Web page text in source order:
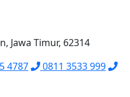
Jawa Timur, 62314
4787
0811 3533 999